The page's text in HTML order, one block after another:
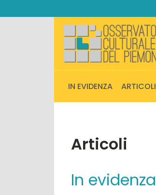
IN EVIDENZA ARTICOLI
Articoli
In evidenza